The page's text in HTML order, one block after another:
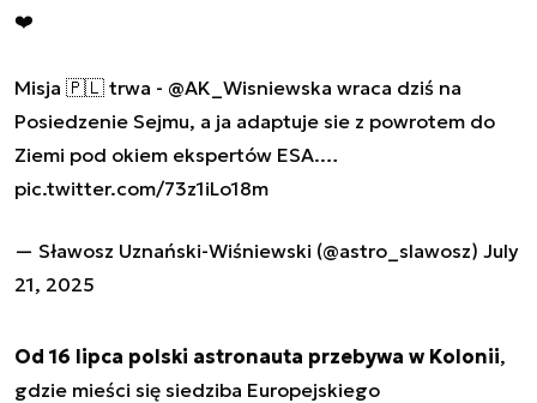
❤️
Misja 🇵🇱 trwa - @AK_Wisniewska wraca dziś na
Posiedzenie Sejmu, a ja adaptuje sie z powrotem do
Ziemi pod okiem ekspertów ESA.…
pic.twitter.com/73z1iLo18m
— Sławosz Uznański-Wiśniewski (@astro_slawosz) July
21, 2025
Od 16 lipca polski astronauta przebywa w Kolonii,
gdzie mieści się siedziba Europejskiego